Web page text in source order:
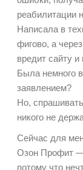
реабилитации
Написала в
фигово, а
вредит сайту
Была немного
заявлением?
Но,
никого не
Сейчас для
Озон Профит —
потому что